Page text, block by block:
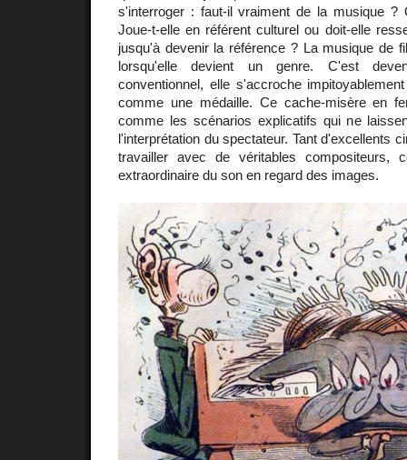
s'interroger : faut-il vraiment de la musique ?
Joue-t-elle en référent culturel ou doit-elle
jusqu'à devenir la référence ? La musique de
lorsqu'elle devient un genre. C'est
conventionnel, elle s'accroche
comme une médaille. Ce cache-misère en
comme les scénarios explicatifs qui ne
l'interprétation du spectateur. Tant d'excellents
travailler avec de véritables compositeurs,
extraordinaire du son en regard des images.